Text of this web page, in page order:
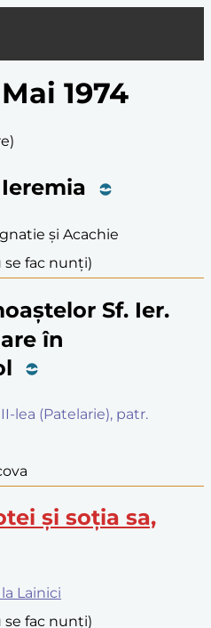
1974
)
și Acachie
se fac nunți)
Sf. Ier.
în
lea (Patelarie), patr.
și soția sa,
Lainici
se fac nunți)